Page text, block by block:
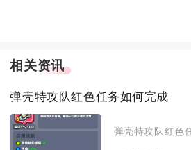
相关资讯
弹壳特攻队红色任务如何完成
弹壳特攻队红色